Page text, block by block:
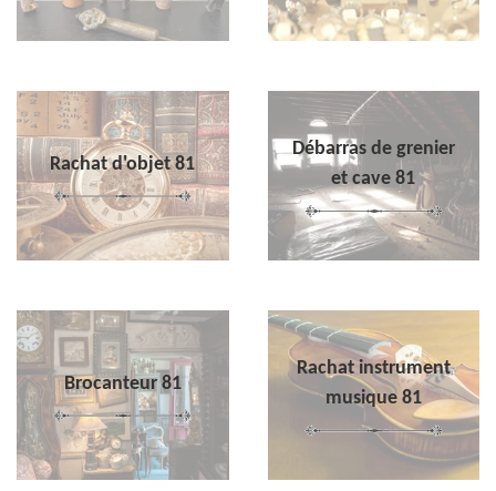
Rachat d'objet 81
Débarras de grenier
et cave 81
Brocanteur 81
Rachat instrument
musique 81